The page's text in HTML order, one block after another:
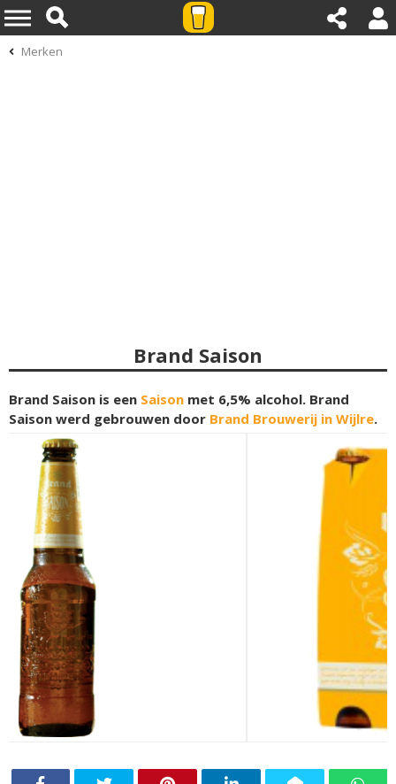
Merken
Brand Saison
Brand Saison is een Saison met 6,5% alcohol. Brand
Saison werd gebrouwen door Brand Brouwerij in Wijlre.